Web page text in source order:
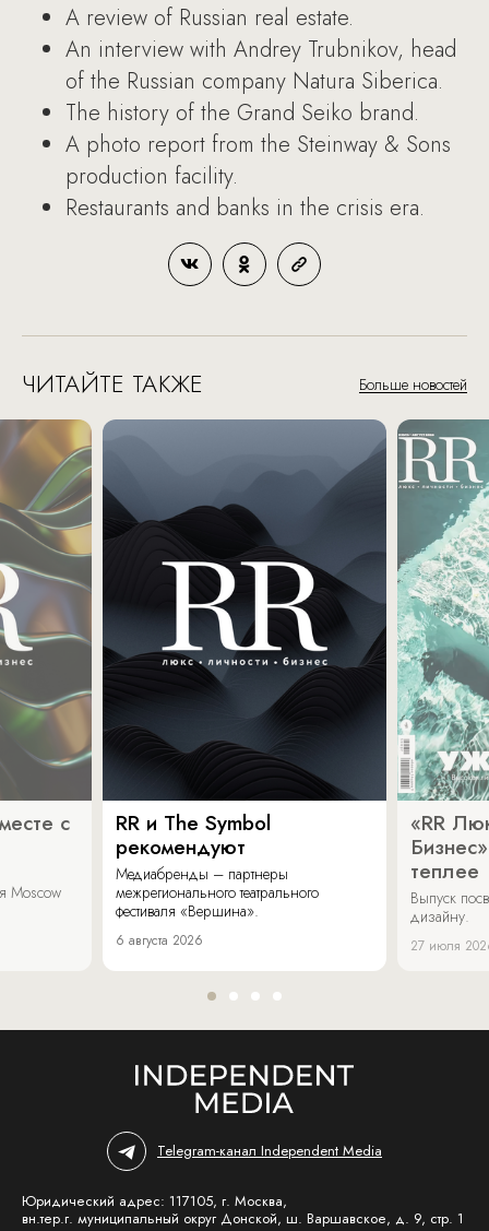
A review of Russian real estate.
An interview with Andrey Trubnikov, head
of the Russian company Natura Siberica.
The history of the Grand Seiko brand.
A photo report from the Steinway & Sons
production facility.
Restaurants and banks in the crisis era.
ЧИТАЙТЕ ТАКЖЕ Больше новостей
с
Moscow
RR и The Symbol
рекомендуют
Медиабренды – партнеры
межрегионального театрального
фестиваля «Вершина».
6 августа 2026
«RR
теплее
Выпуск
дизайну.
27 июля
Telegram-канал Independent Media
Юридический адрес: 117105, г. Москва,
вн.тер.г. муниципальный округ Донской, ш. Варшавское, д. 9, стр. 1